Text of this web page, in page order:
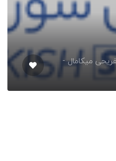
میکامال -